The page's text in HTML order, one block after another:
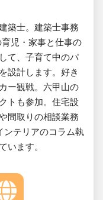
築士。建築士事務
児・家事と仕事の
て、子育て中のパ
設計します。好き
ー観戦。六甲山の
トも参加。住宅設
間取りの相談業務
ンテリアのコラム執
います。